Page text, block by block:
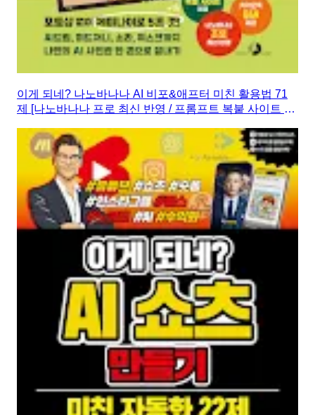
이게 되네? 나노바나나 AI 비포&애프터 미친 활용법 71
제 [나노바나나 프로 최신 반영 / 프롬프트 복붙 사이트 제